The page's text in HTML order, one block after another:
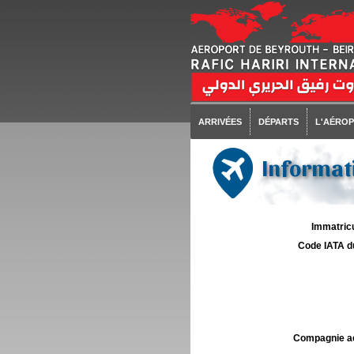
ARRIVÉES DÉPARTS
Code IATA
Compagnie